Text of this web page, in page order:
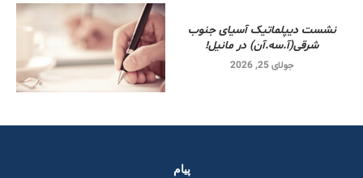
نشست دیپلماتیک آسیای جنوب
شرقی‌(آ.سه.آن) در مانیل!
جولای 25, 2026
پیام